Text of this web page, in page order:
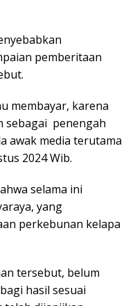
pemberitaan
membayar, karena
sebagai penengah
awak media terutama
2024 Wib.
selama ini
yang
perkebunan kelapa
tersebut, belum
hasil sesuai